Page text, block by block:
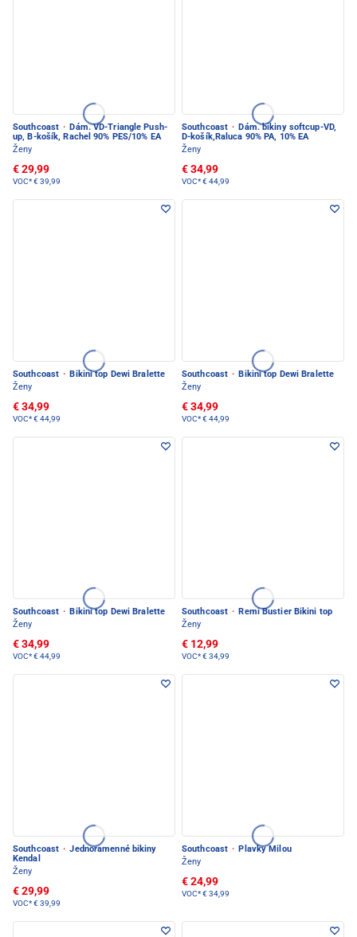
Southcoast · Dám. VD-Triangle Push-
up, B-košík, Rachel 90% PES/10% EA
Ženy
€ 29,99
VOC*€ 39,99
Southcoast · Dám. bikiny softcup-VD,
D-košík,Raluca 90% PA, 10% EA
Ženy
€ 34,99
VOC*€ 44,99
Southcoast · Bikini top Dewi Bralette
Ženy
€ 34,99
VOC*€ 44,99
Southcoast · Bikini top Dewi Bralette
Ženy
€ 34,99
VOC*€ 44,99
Southcoast · Bikini top Dewi Bralette
Ženy
€ 34,99
VOC*€ 44,99
Southcoast · Remi Bustier Bikini top
Ženy
€ 12,99
VOC*€ 34,99
Southcoast · Jednoramenné bikiny
Kendal
Ženy
€ 29,99
VOC*€ 39,99
Southcoast · Plavky Milou
Ženy
€ 24,99
VOC*€ 34,99